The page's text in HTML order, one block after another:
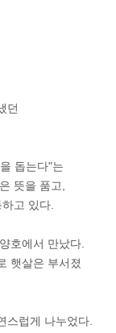
던
돕는다"는
뜻을 품고,
고 있다.
호에서 만났다.
햇살은 부서졌
스럽게 나누었다.